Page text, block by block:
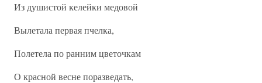
Из душистой келейки медовой
Вылетала первая пчелка,
Полетела по ранним цветочкам
О красной весне поразведать,